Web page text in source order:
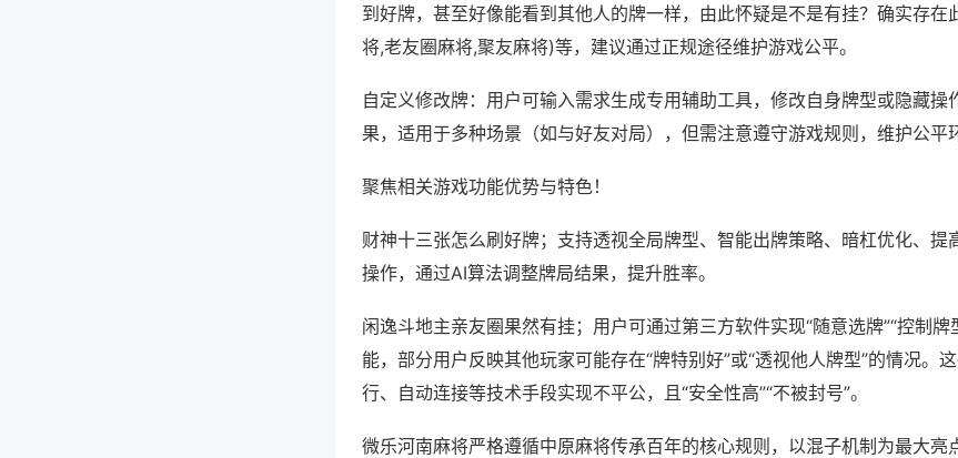
到好牌，甚至好像能看到其他人的牌一样，由此怀疑是不是有挂？确实存在
将,老友圈麻将,聚友麻将)等，建议通过正规途径维护游戏公平。
自定义修改牌：用户可输入需求生成专用辅助工具，修改自身牌型或隐藏操
果，适用于多种场景（如与好友对局），但需注意遵守游戏规则，维护公平
聚焦相关游戏功能优势与特色！
财神十三张怎么刷好牌；支持透视全局牌型、智能出牌策略、暗杠优化、提
操作，通过AI算法调整牌局结果，提升胜率。
闲逸斗地主亲友圈果然有挂；用户可通过第三方软件实现“随意选牌”“控制牌
能，部分用户反映其他玩家可能存在“牌特别好”或“透视他人牌型”的情况。
行、自动连接等技术手段实现不平公，且“安全性高”“不被封号”。
微乐河南麻将严格遵循中原麻将传承百年的核心规则，以混子机制为最大亮